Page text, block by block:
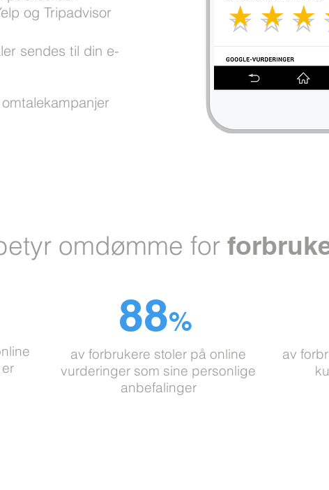
og Tripadvisor
sendes til din e-
omdømme for
88%
av forbrukere stoler på online
vurderinger som sine personlige
anbefalinger
av